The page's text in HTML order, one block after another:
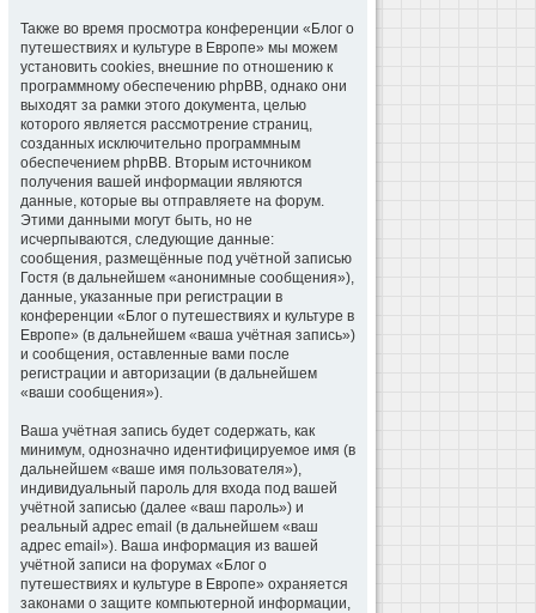
Также во время просмотра конференции «Блог о
путешествиях и культуре в Европе» мы можем
установить cookies, внешние по отношению к
программному обеспечению phpBB, однако они
выходят за рамки этого документа, целью
которого является рассмотрение страниц,
созданных исключительно программным
обеспечением phpBB. Вторым источником
получения вашей информации являются
данные, которые вы отправляете на форум.
Этими данными могут быть, но не
исчерпываются, следующие данные:
сообщения, размещённые под учётной записью
Гостя (в дальнейшем «анонимные сообщения»),
данные, указанные при регистрации в
конференции «Блог о путешествиях и культуре в
Европе» (в дальнейшем «ваша учётная запись»)
и сообщения, оставленные вами после
регистрации и авторизации (в дальнейшем
«ваши сообщения»).
Ваша учётная запись будет содержать, как
минимум, однозначно идентифицируемое имя (в
дальнейшем «ваше имя пользователя»),
индивидуальный пароль для входа под вашей
учётной записью (далее «ваш пароль») и
реальный адрес email (в дальнейшем «ваш
адрес email»). Ваша информация из вашей
учётной записи на форумах «Блог о
путешествиях и культуре в Европе» охраняется
законами о защите компьютерной информации,